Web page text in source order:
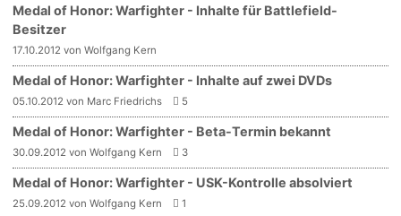
Medal of Honor: Warfighter - Inhalte für Battlefield-
Besitzer
17.10.2012 von Wolfgang Kern
Medal of Honor: Warfighter - Inhalte auf zwei DVDs
05.10.2012 von Marc Friedrichs 5
Medal of Honor: Warfighter - Beta-Termin bekannt
30.09.2012 von Wolfgang Kern 3
Medal of Honor: Warfighter - USK-Kontrolle absolviert
25.09.2012 von Wolfgang Kern 1